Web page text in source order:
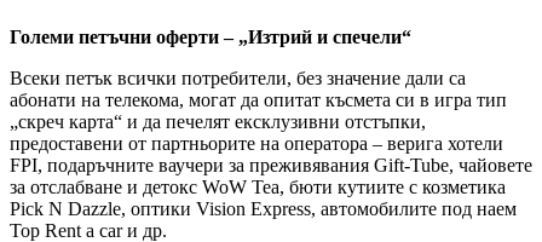
Големи петъчни оферти – „Изтрий и спечели“
Всеки петък всички потребители, без значение дали са
абонати на телекома, могат да опитат късмета си в игра тип
„скреч карта“ и да печелят ексклузивни отстъпки,
предоставени от партньорите на оператора – верига хотели
FPI, подаръчните ваучери за преживявания Gift-Tube, чайовете
за отслабване и детокс WoW Tea, бюти кутиите с козметика
Pick N Dazzle, оптики Vision Express, автомобилите под наем
Top Rent a car и др.